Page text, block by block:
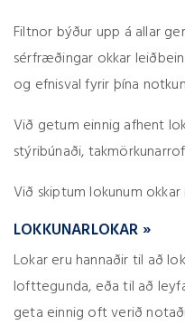
Filtnor býður upp á allar
sérfræðingar okkar
og efnisval fyrir þína
Við getum einnig afhent
stýribúnaði,
Við skiptum lokunum
LOKKUNARLOKAR »
Lokar eru hannaðir til að
lofttegunda, eða til að
geta einnig oft verið